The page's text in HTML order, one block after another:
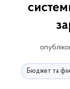
Бюджет та